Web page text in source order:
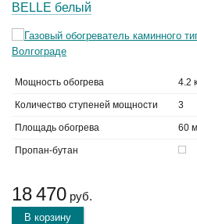
BELLE белый
Мощность обогрева 4.2
Количество ступеней мощности 3
Площадь обогрева 60
Пропан-бутан
18 470 руб.
В корзину